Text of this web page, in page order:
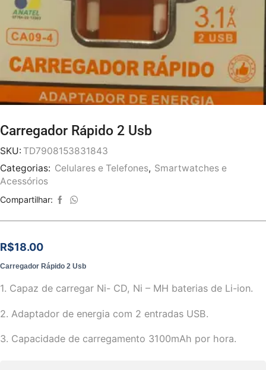
Carregador Rápido 2 Usb
SKU: TD7908153831843
Categorias: Celulares e Telefones, Smartwatches e
Acessórios
Compartilhar:
R$18.00
Carregador Rápido 2 Usb
1. Capaz de carregar Ni- CD, Ni – MH baterias de Li-ion.
2. Adaptador de energia com 2 entradas USB.
3. Capacidade de carregamento 3100mAh por hora.